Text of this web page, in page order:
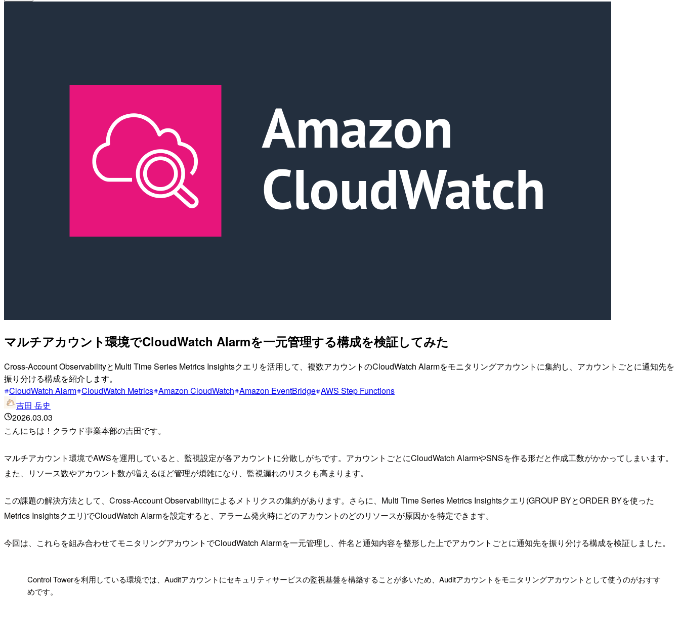
マルチアカウント環境でCloudWatch Alarmを一元管理する構成を検証してみた
Cross-Account ObservabilityとMulti Time Series Metrics Insightsクエリを活用して、複数アカウントのCloudWatch Alarmをモニタリングアカウントに集約し、アカウントごとに通知先を
振り分ける構成を紹介します。
CloudWatch Alarm CloudWatch Metrics Amazon CloudWatch Amazon EventBridge AWS Step Functions
吉田 岳史
2026.03.03
こんにちは！クラウド事業本部の吉田です。
マルチアカウント環境でAWSを運用していると、監視設定が各アカウントに分散しがちです。アカウントごとにCloudWatch AlarmやSNSを作る形だと作成工数がかかってしまいます。
また、リソース数やアカウント数が増えるほど管理が煩雑になり、監視漏れのリスクも高まります。
この課題の解決方法として、Cross-Account Observabilityによるメトリクスの集約があります。さらに、Multi Time Series Metrics Insightsクエリ(GROUP BYとORDER BYを使った
Metrics Insightsクエリ)でCloudWatch Alarmを設定すると、アラーム発火時にどのアカウントのどのリソースが原因かを特定できます。
今回は、これらを組み合わせてモニタリングアカウントでCloudWatch Alarmを一元管理し、件名と通知内容を整形した上でアカウントごとに通知先を振り分ける構成を検証しました。
Control Towerを利用している環境では、Auditアカウントにセキュリティサービスの監視基盤を構築することが多いため、Auditアカウントをモニタリングアカウントとして使うのがおすす
めです。